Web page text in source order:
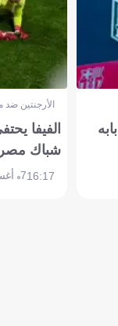
الأرجنتين
الفيفا
شباك
16:177 أغسطس 2026